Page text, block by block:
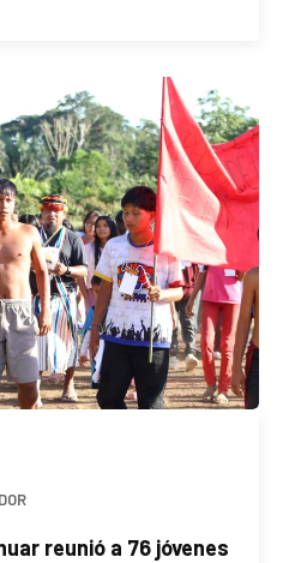
reunió a 76 jóvenes